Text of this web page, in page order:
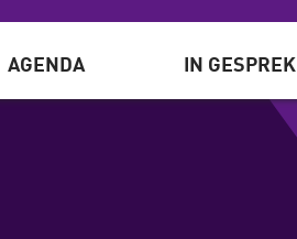
AGENDA IN GESPREK